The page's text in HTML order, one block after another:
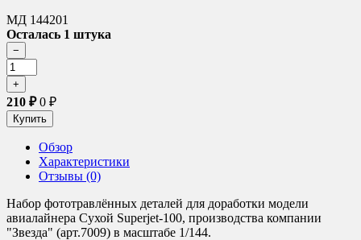
МД 144201
Осталась 1 штука
210 ₽0 ₽
Обзор
Характеристики
Отзывы (0)
Набор фототравлённых деталей для доработки модели
авиалайнера Сухой Superjet-100, производства компании
"Звезда" (арт.7009) в масштабе 1/144.